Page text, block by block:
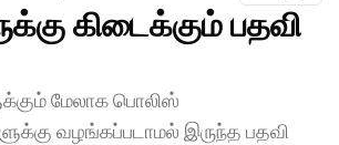
கிடைக்கும் பதவி
மேலாக பொலிஸ்
வழங்கப்படாமல் இருந்த பதவி